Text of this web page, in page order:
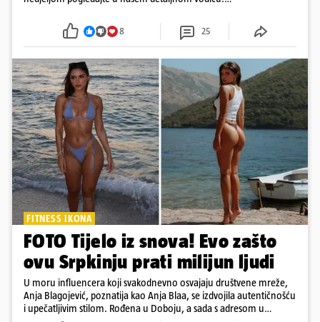
i šoping centri sami biraju koje će to nedjelje biti
8 25
FITNESS IKONA
FOTO Tijelo iz snova! Evo zašto
ovu Srpkinju prati milijun ljudi
U moru influencera koji svakodnevno osvajaju društvene mreže,
Anja Blagojević, poznatija kao Anja Blaa, se izdvojila autentičnošću
i upečatljivim stilom. Rođena u Doboju, a sada s adresom u